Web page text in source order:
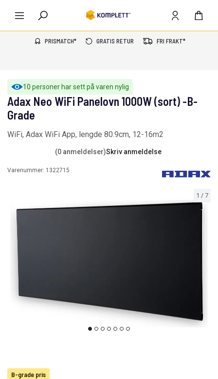
PRISMATCH* GRATIS RETUR FRI FRAKT*
10 personer har sett på varen nylig
1 / 7
Adax Neo WiFi Panelovn 1000W (sort) -B-
Grade
WiFi, Adax WiFi App, lengde 80.9cm, 12-16m2
(0 anmeldelser)Skriv anmeldelse
Varenummer: 1322715
B-grade pris